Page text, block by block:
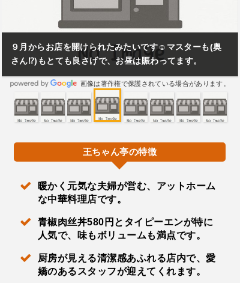
９月からお店を開けられたみたいです☺️マスターも(奥
さん⁉️)もとても良さげで、お昼は賑わってます。
画像は著作権で保護されている場合があります。
王ちゃん亭の特徴
暖かく元気な夫婦が営む、アットホーム
な中華料理店です。
青椒肉丝丼580円とタイピーエンが特に
人気で、味もボリュームも満点です。
厨房が見える清潔感あふれる店内で、愛
嬌のあるスタッフが迎えてくれます。